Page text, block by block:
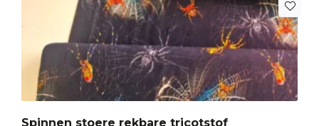
Spinnen stoere rekbare tricotstof